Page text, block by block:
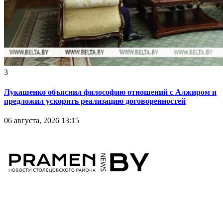
3
Лукашенко объяснил философию отношений с Алжиром и
предложил ускорить реализацию договоренностей
06 августа, 2026 13:15